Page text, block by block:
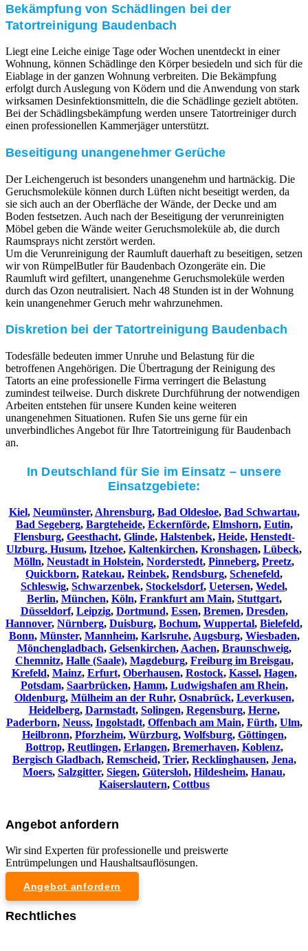
Bekämpfung von Schädlingen bei der
Tatortreinigung Baudenbach
Liegt eine Leiche einige Tage oder Wochen unentdeckt in einer
Wohnung, können Schädlinge den Körper besiedeln und sich für die
Eiablage in der ganzen Wohnung verbreiten. Die Bekämpfung
erfolgt durch Auslegung von Ködern und die Anwendung von stark
wirksamen Desinfektionsmitteln, die die Schädlinge gezielt abtöten.
Bei der Schädlingsbekämpfung werden unsere Tatortreiniger durch
einen professionellen Kammerjäger unterstützt.
Beseitigung unangenehmer Gerüche
Der Leichengeruch ist besonders unangenehm und hartnäckig. Die
Geruchsmoleküle können durch Lüften nicht beseitigt werden, da
sie sich auch an der Oberfläche der Wände, der Decke und am
Boden festsetzen. Auch nach der Beseitigung der verunreinigten
Möbel geben die Wände weiter Geruchsmoleküle ab, die durch
Raumsprays nicht zerstört werden.
Um die Verunreinigung der Raumluft dauerhaft zu beseitigen, setzen
wir von RümpelButler für Baudenbach Ozongeräte ein. Die
Raumluft wird gefiltert, unangenehme Geruchsmoleküle werden
durch das Ozon neutralisiert. Nach 48 Stunden ist in der Wohnung
kein unangenehmer Geruch mehr wahrzunehmen.
Diskretion bei der Tatortreinigung Baudenbach
Todesfälle bedeuten immer Unruhe und Belastung für die
betroffenen Angehörigen. Die Übertragung der Reinigung des
Tatorts an eine professionelle Firma verringert die Belastung
zumindest teilweise. Durch diskrete Durchführung der notwendigen
Arbeiten entstehen für unsere Kunden keine weiteren
unangenehmen Situationen. Rufen Sie uns gerne für ein
unverbindliches Angebot für Ihre Tatortreinigung für Baudenbach
an.
In Deutschland für Sie im Einsatz – unsere
Einsatzgebiete:
Kiel, Neumünster, Ahrensburg, Bad Oldesloe, Bad Schwartau,
Bad Segeberg, Bargteheide, Eckernförde, Elmshorn, Eutin,
Flensburg, Geesthacht, Glinde, Halstenbek, Heide, Henstedt-
Ulzburg, Husum, Itzehoe, Kaltenkirchen, Kronshagen, Lübeck,
Mölln, Neustadt in Holstein, Norderstedt, Pinneberg, Preetz,
Quickborn, Ratekau, Reinbek, Rendsburg, Schenefeld,
Schleswig, Schwarzenbek, Stockelsdorf, Uetersen, Wedel,
Berlin, München, Köln, Frankfurt am Main, Stuttgart,
Düsseldorf, Leipzig, Dortmund, Essen, Bremen, Dresden,
Hannover, Nürnberg, Duisburg, Bochum, Wuppertal, Bielefeld,
Bonn, Münster, Mannheim, Karlsruhe, Augsburg, Wiesbaden,
Mönchengladbach, Gelsenkirchen, Aachen, Braunschweig,
Chemnitz⁠, Halle (Saale), Magdeburg, Freiburg im Breisgau,
Krefeld, Mainz, Erfurt, Oberhausen, Rostock, Kassel, Hagen,
Potsdam, Saarbrücken, Hamm, Ludwigshafen am Rhein,
Oldenburg, Mülheim an der Ruhr, Osnabrück, Leverkusen,
Heidelberg, Darmstadt, Solingen, Regensburg, Herne,
Paderborn, Neuss, Ingolstadt, Offenbach am Main, Fürth, Ulm,
Heilbronn, Pforzheim, Würzburg, Wolfsburg, Göttingen,
Bottrop, Reutlingen, Erlangen, Bremerhaven, Koblenz,
Bergisch Gladbach, Remscheid, Trier, Recklinghausen, Jena,
Moers, Salzgitter, Siegen, Gütersloh, Hildesheim, Hanau,
Kaiserslautern, Cottbus
Angebot anfordern
Wir sind Experten für professionelle und preiswerte
Entrümpelungen und Haushaltsauflösungen.
Angebot anfordern
Rechtliches